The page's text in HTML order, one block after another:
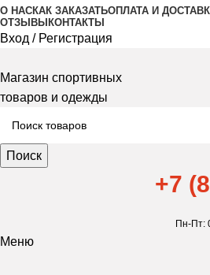
О НАСКАК ЗАКАЗАТЬОПЛАТА И
ОТЗЫВЫ КОНТАКТЫ
Вход / Регистрация
Магазин спортивных
товаров и одежды
Поиск
+7
Пн-Пт:
Меню